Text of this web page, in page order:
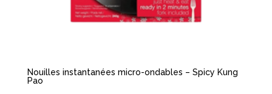
Nouilles instantanées micro-ondables – Spicy Kung
Pao